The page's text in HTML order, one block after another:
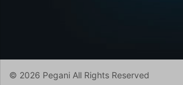
© 2026 Pegani All Rights Reserved